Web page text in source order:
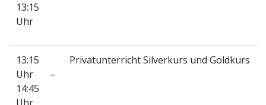
13:15
Uhr
13:15
Uhr –
14:45
Privatunterricht Silverkurs und Goldkurs